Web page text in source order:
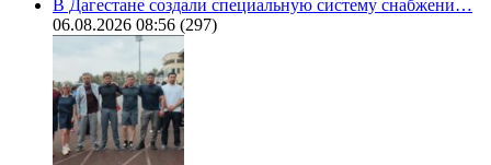
В Дагестане создали специальную систему снабжени…
06.08.2026 08:56 (297)